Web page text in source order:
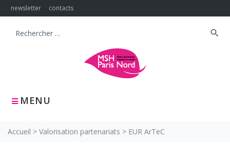
newsletter contacts
MENU
search
Accueil > Valorisation partenariats > EUR ArTeC